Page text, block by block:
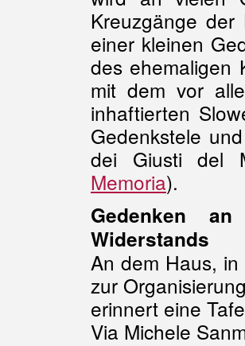
Kreuzgänge der
einer kleinen
des ehemaligen
mit dem vor
inhaftierten
Gedenkstele
dei Giusti del
Memoria).
Gedenken
Widerstands
An dem Haus,
zur
erinnert eine
Via Michele